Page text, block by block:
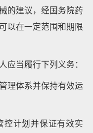
的建议，经国务院药
以在一定范围和期限
应当履行下列义务：
理体系并保持有效运
控计划并保证有效实